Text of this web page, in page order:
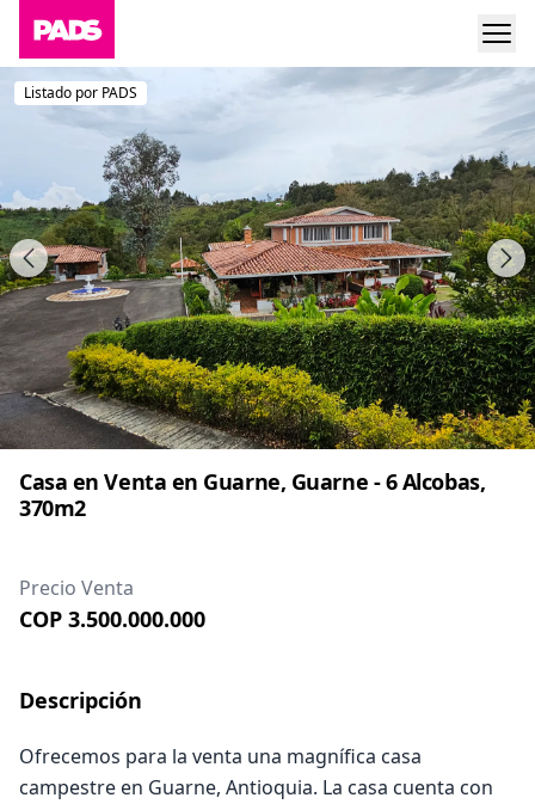
Listado por PADS
Casa en Venta en Guarne, Guarne - 6 Alcobas,
370m2
Precio Venta
COP 3.500.000.000
Descripción
Ofrecemos para la venta una magnífica casa
campestre en Guarne, Antioquia. La casa cuenta con